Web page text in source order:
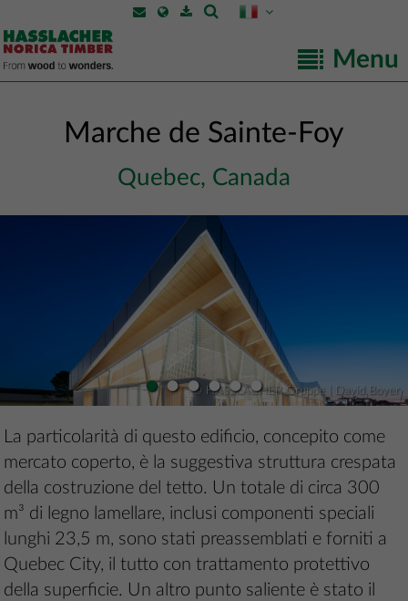
Menu
Marche de Sainte-Foy
Quebec, Canada
••••••
© HASSLACHER Gruppe | David Boyer
La particolarità di questo edificio, concepito come
mercato coperto, è la suggestiva struttura crespata
della costruzione del tetto. Un totale di circa 300
m³ di legno lamellare, inclusi componenti speciali
lunghi 23,5 m, sono stati preassemblati e forniti a
Quebec City, il tutto con trattamento protettivo
della superficie. Un altro punto saliente è stato il